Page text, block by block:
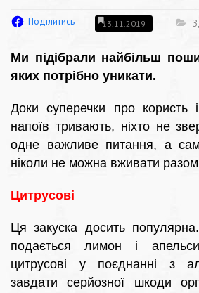
Поділитись 13.11.2019
Ми підібрали найбільш
яких потрібно уникати.
Доки суперечки про користь
напоїв тривають, ніхто не
одне важливе питання, а
ніколи не можна вживати
Цитрусові
Ця закуска досить
подається лимон і
цитрусові у поєднанні з
завдати серйозної шкоди